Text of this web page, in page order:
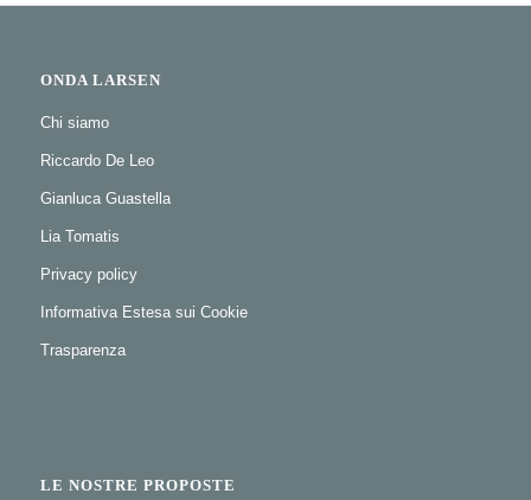
ONDA LARSEN
Chi siamo
Riccardo De Leo
Gianluca Guastella
Lia Tomatis
Privacy policy
Informativa Estesa sui Cookie
Trasparenza
LE NOSTRE PROPOSTE